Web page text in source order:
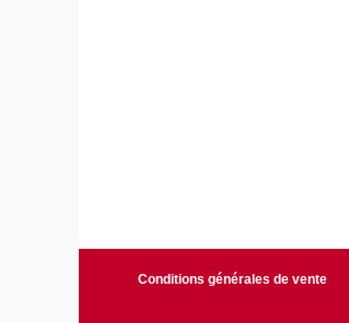
Conditions générales de vente